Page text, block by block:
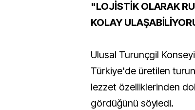
"LOJİSTİK OLARAK
KOLAY
Ulusal Turunçgil
Türkiye'de üretilen
lezzet özelliklerinden
gördüğünü söyledi.